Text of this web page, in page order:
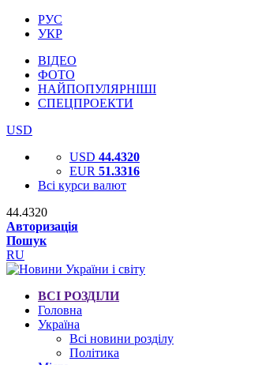
РУС
УКР
ВІДЕО
ФОТО
НАЙПОПУЛЯРНІШІ
СПЕЦПРОЕКТИ
USD
USD 44.4320
EUR 51.3316
Всі курси валют
44.4320
Авторизація
Пошук
RU
ВСІ РОЗДІЛИ
Головна
Україна
Всі новини розділу
Політика